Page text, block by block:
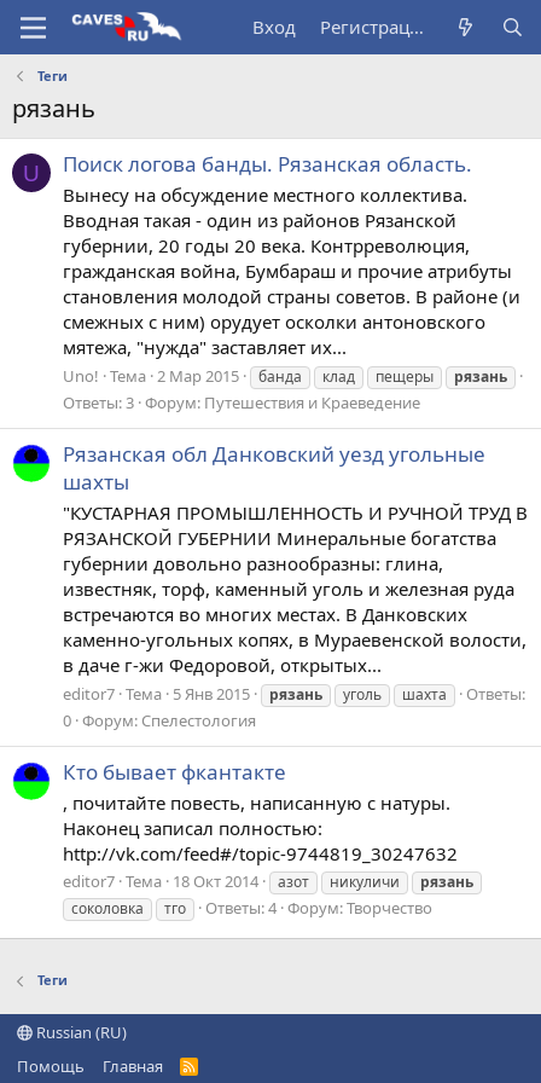
Вход Регистрация
Теги
рязань
U Поиск логова банды. Рязанская область.
Вынесу на обсуждение местного коллектива.
Вводная такая - один из районов Рязанской
губернии, 20 годы 20 века. Контрреволюция,
гражданская война, Бумбараш и прочие атрибуты
становления молодой страны советов. В районе (и
смежных с ним) орудует осколки антоновского
мятежа, "нужда" заставляет их...
Uno! Тема 2 Мар 2015 банда клад пещеры рязань
Ответы: 3 Форум: Путешествия и Краеведение
Рязанская обл Данковский уезд угольные
шахты
"КУСТАРНАЯ ПРОМЫШЛЕННОСТЬ И РУЧНОЙ ТРУД В
РЯЗАНСКОЙ ГУБЕРНИИ Минеральные богатства
губернии довольно разнообразны: глина,
известняк, торф, каменный уголь и железная руда
встречаются во многих местах. В Данковских
каменно-угольных копях, в Мураевенской волости,
в даче г-жи Федоровой, открытых...
editor7 Тема 5 Янв 2015 рязань уголь шахта
Ответы:
0 Форум: Спелестология
Кто бывает фкантакте
, почитайте повесть, написанную с натуры.
Наконец записал полностью:
http://vk.com/feed#/topic-9744819_30247632
editor7 Тема 18 Окт 2014 азот никуличи
рязань
соколовка
тго Ответы: 4 Форум:Творчество
Теги
Russian (RU)
Помощь
Главная
R